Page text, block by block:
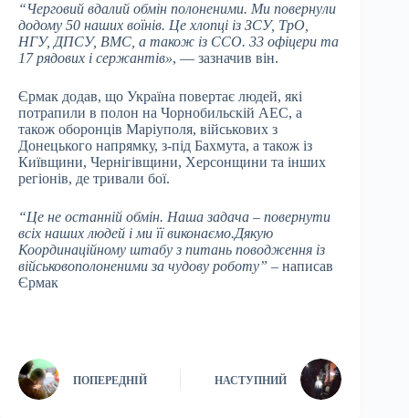
“Черговий вдалий обмін полоненими. Ми повернули
додому 50 наших воїнів. Це хлопці із ЗСУ, ТрО,
НГУ, ДПСУ, ВМС, а також із ССО. 33 офіцери та
17 рядових і сержантів», — зазначив він.
Єрмак додав, що Україна повертає людей, які
потрапили в полон на Чорнобильскій АЕС, а
також оборонців Маріуполя, військових з
Донецького напрямку, з-під Бахмута, а також із
Київщини, Чернігівщини, Херсонщини та інших
регіонів, де тривали бої.
“Це не останній обмін. Наша задача – повернути
всіх наших людей і ми її виконаємо.Дякую
Координаційному штабу з питань поводження із
військовополоненими за чудову роботу” – написав
Єрмак
ПОПЕРЕДНІЙ НАСТУПНИЙ